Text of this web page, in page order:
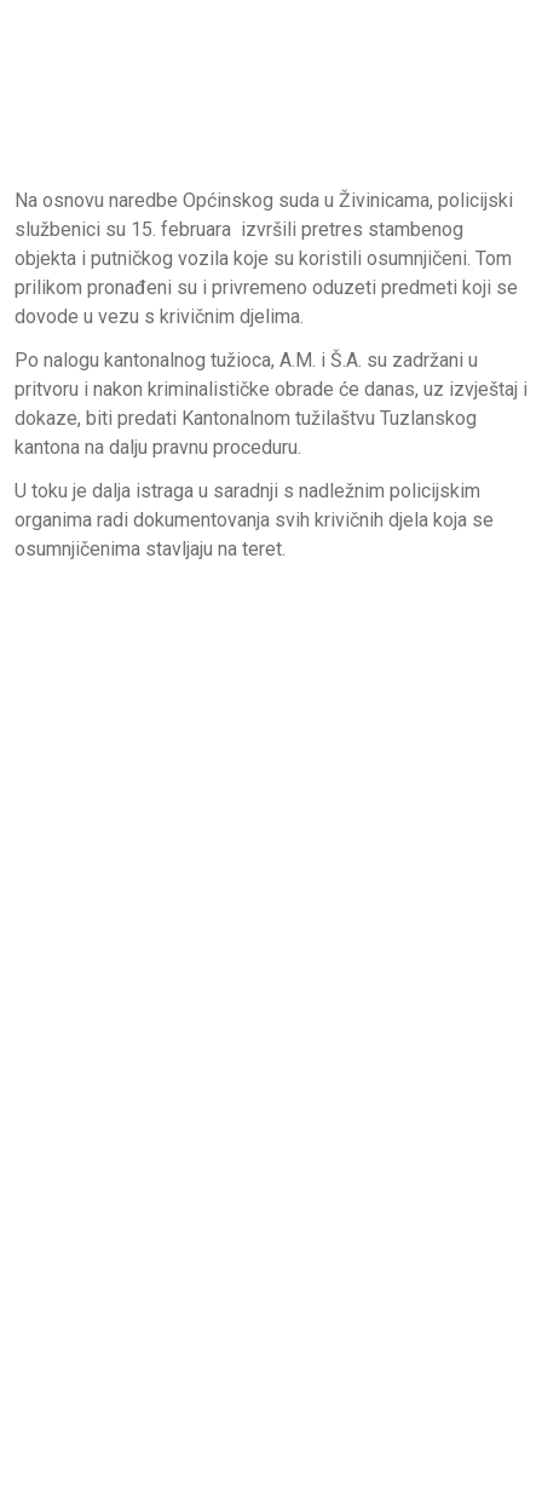
Na osnovu naredbe Općinskog suda u Živinicama, policijski
službenici su 15. februara izvršili pretres stambenog
objekta i putničkog vozila koje su koristili osumnjičeni. Tom
prilikom pronađeni su i privremeno oduzeti predmeti koji se
dovode u vezu s krivičnim djelima.
Po nalogu kantonalnog tužioca, A.M. i Š.A. su zadržani u
pritvoru i nakon kriminalističke obrade će danas, uz izvještaj i
dokaze, biti predati Kantonalnom tužilaštvu Tuzlanskog
kantona na dalju pravnu proceduru.
U toku je dalja istraga u saradnji s nadležnim policijskim
organima radi dokumentovanja svih krivičnih djela koja se
osumnjičenima stavljaju na teret.